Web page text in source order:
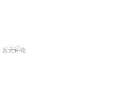
暂无评论